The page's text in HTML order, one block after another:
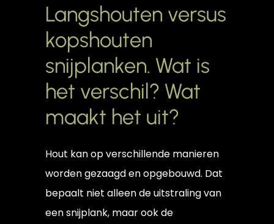
Langshouten versus
kopshouten
snijplanken. Wat is
het verschil? Wat
maakt het uit?
Hout kan op verschillende manieren
worden gezaagd en opgebouwd. Dat
bepaalt niet alleen de uitstraling van
een snijplank, maar ook de